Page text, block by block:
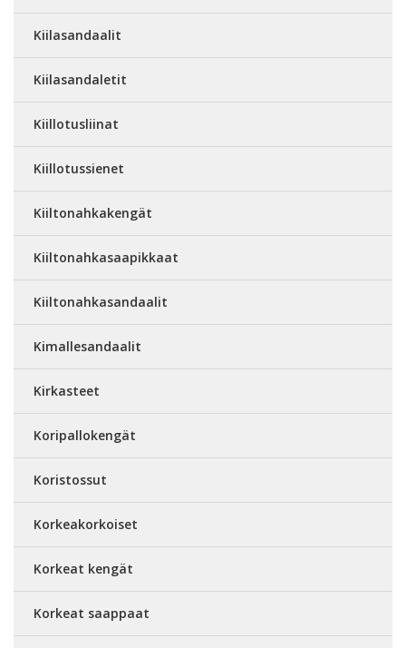
Kiilasandaalit
Kiilasandaletit
Kiillotusliinat
Kiillotussienet
Kiiltonahkakengät
Kiiltonahkasaapikkaat
Kiiltonahkasandaalit
Kimallesandaalit
Kirkasteet
Koripallokengät
Koristossut
Korkeakorkoiset
Korkeat kengät
Korkeat saappaat